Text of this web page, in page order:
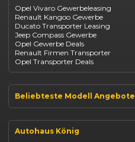
Jeep
Suzuki
BYD
Kia
Mazda
Citroën
Abarth
Fiat Professional
Opel Vivaro Gewerbeleasing
Renault Kangoo Gewerbe
Ducato Transporter Leasing
Jeep Compass Gewerbe
Opel Gewerbe Deals
Renault Firmen Transporter
Opel Transporter Deals
Beliebteste Modell Angebote
Renault Arkana Leasing
Renault Captur Leasing
Autohaus König